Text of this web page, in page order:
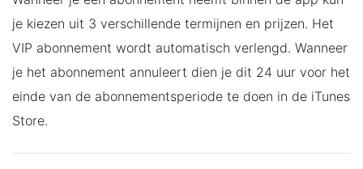
je kiezen uit 3 verschillende termijnen en prijzen. Het
VIP abonnement wordt automatisch verlengd. Wanneer
je het abonnement annuleert dien je dit 24 uur voor het
einde van de abonnementsperiode te doen in de iTunes
Store.